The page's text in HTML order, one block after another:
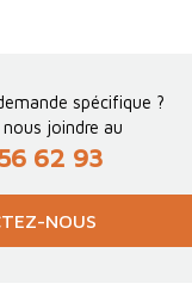
spécifique ?
joindre au
62 93
NOUS